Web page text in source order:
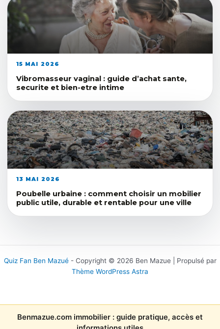
15 MAI 2026
Vibromasseur vaginal : guide d’achat sante,
securite et bien-etre intime
13 MAI 2026
Poubelle urbaine : comment choisir un mobilier
public utile, durable et rentable pour une ville
Quiz Fan Ben Mazué- Copyright © 2026 Ben Mazue | Propulsé par
Thème WordPress Astra
Benmazue.com immobilier : guide pratique, accès et